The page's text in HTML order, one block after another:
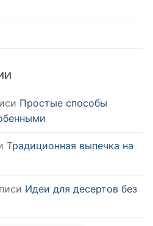
Простые способы
Традиционная выпечка на
Идеи для десертов без